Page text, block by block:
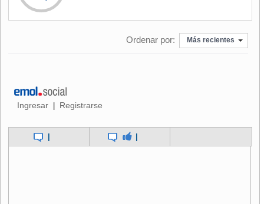
Ordenar por: Más recientes
Ingresar | Registrarse
| |